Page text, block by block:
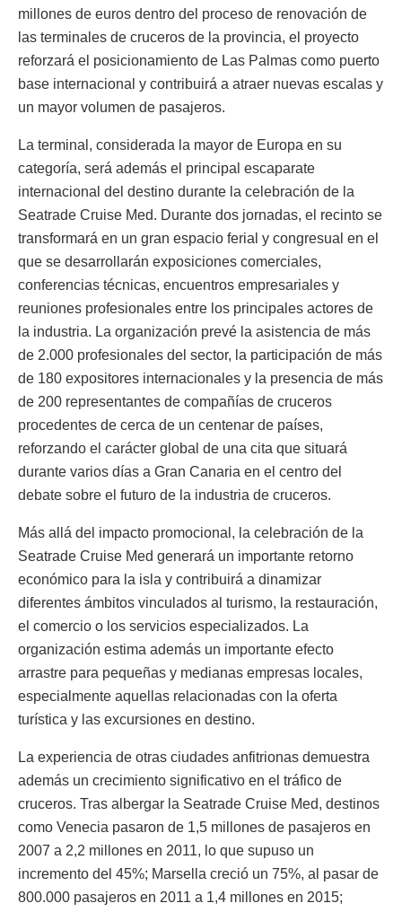
millones de euros dentro del proceso de renovación de
las terminales de cruceros de la provincia, el proyecto
reforzará el posicionamiento de Las Palmas como puerto
base internacional y contribuirá a atraer nuevas escalas y
un mayor volumen de pasajeros.
La terminal, considerada la mayor de Europa en su
categoría, será además el principal escaparate
internacional del destino durante la celebración de la
Seatrade Cruise Med. Durante dos jornadas, el recinto se
transformará en un gran espacio ferial y congresual en el
que se desarrollarán exposiciones comerciales,
conferencias técnicas, encuentros empresariales y
reuniones profesionales entre los principales actores de
la industria. La organización prevé la asistencia de más
de 2.000 profesionales del sector, la participación de más
de 180 expositores internacionales y la presencia de más
de 200 representantes de compañías de cruceros
procedentes de cerca de un centenar de países,
reforzando el carácter global de una cita que situará
durante varios días a Gran Canaria en el centro del
debate sobre el futuro de la industria de cruceros.
Más allá del impacto promocional, la celebración de la
Seatrade Cruise Med generará un importante retorno
económico para la isla y contribuirá a dinamizar
diferentes ámbitos vinculados al turismo, la restauración,
el comercio o los servicios especializados. La
organización estima además un importante efecto
arrastre para pequeñas y medianas empresas locales,
especialmente aquellas relacionadas con la oferta
turística y las excursiones en destino.
La experiencia de otras ciudades anfitrionas demuestra
además un crecimiento significativo en el tráfico de
cruceros. Tras albergar la Seatrade Cruise Med, destinos
como Venecia pasaron de 1,5 millones de pasajeros en
2007 a 2,2 millones en 2011, lo que supuso un
incremento del 45%; Marsella creció un 75%, al pasar de
800.000 pasajeros en 2011 a 1,4 millones en 2015;